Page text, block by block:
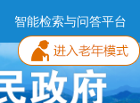
智能检索与问答平台